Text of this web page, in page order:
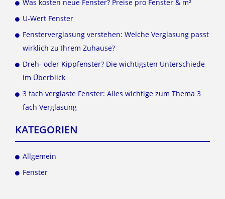
Was kosten neue Fenster? Preise pro Fenster & m²
U-Wert Fenster
Fensterverglasung verstehen: Welche Verglasung passt
wirklich zu Ihrem Zuhause?
Dreh- oder Kippfenster? Die wichtigsten Unterschiede
im Überblick
3 fach verglaste Fenster: Alles wichtige zum Thema 3
fach Verglasung
KATEGORIEN
Allgemein
Fenster